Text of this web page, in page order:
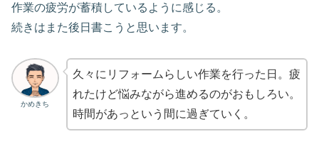
作業の疲労が蓄積しているように感じる。
続きはまた後日書こうと思います。
かめきち
久々にリフォームらしい作業を行った日。疲
れたけど悩みながら進めるのがおもしろい。
時間があっという間に過ぎていく。